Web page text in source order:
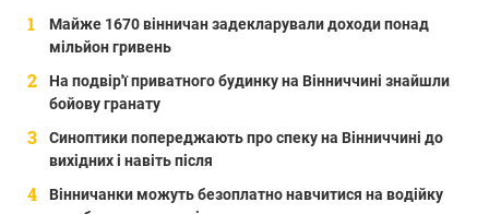
Майже 1670 вінничан задекларували доходи понад
мільйон гривень
На подвір'ї приватного будинку на Вінниччині знайшли
бойову гранату
Синоптики попереджають про спеку на Вінниччині до
вихідних і навіть після
Вінничанки можуть безоплатно навчитися на водійку